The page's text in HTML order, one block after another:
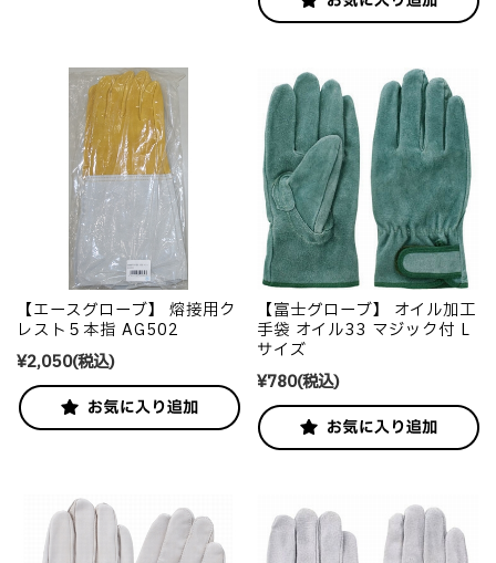
【エースグローブ】 熔接用ク
レスト５本指 AG502
¥2,050(税込)
【富士グローブ】 オイル加工
手袋 オイル33 マジック付 L
サイズ
¥780(税込)